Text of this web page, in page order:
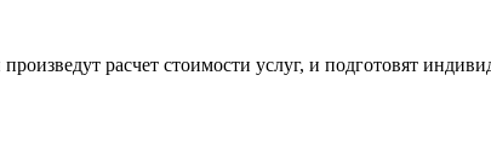
расчет стоимости услуг, и подготовят